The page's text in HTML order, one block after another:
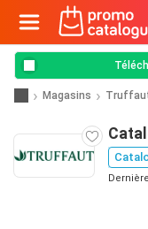
Magasins